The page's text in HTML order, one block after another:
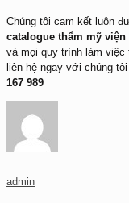
Chúng tôi cam kết luôn
catalogue thẩm mỹ viện
và mọi quy trình làm việc
liên hệ ngay với chúng
167 989
admin